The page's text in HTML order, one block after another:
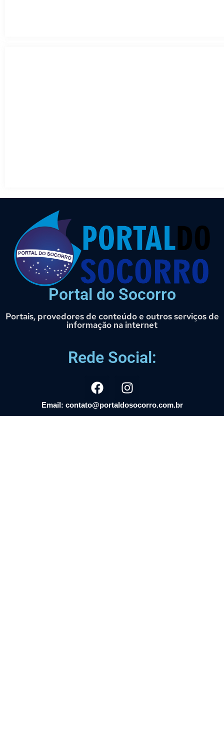
Portal do Socorro
Portais, provedores de conteúdo e outros serviços de
informação na internet
Rede Social:
Email: contato@portaldosocorro.com.br